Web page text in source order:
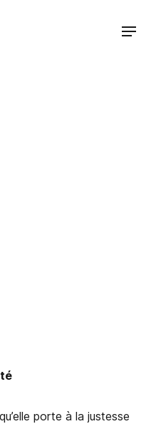
porte à la justesse